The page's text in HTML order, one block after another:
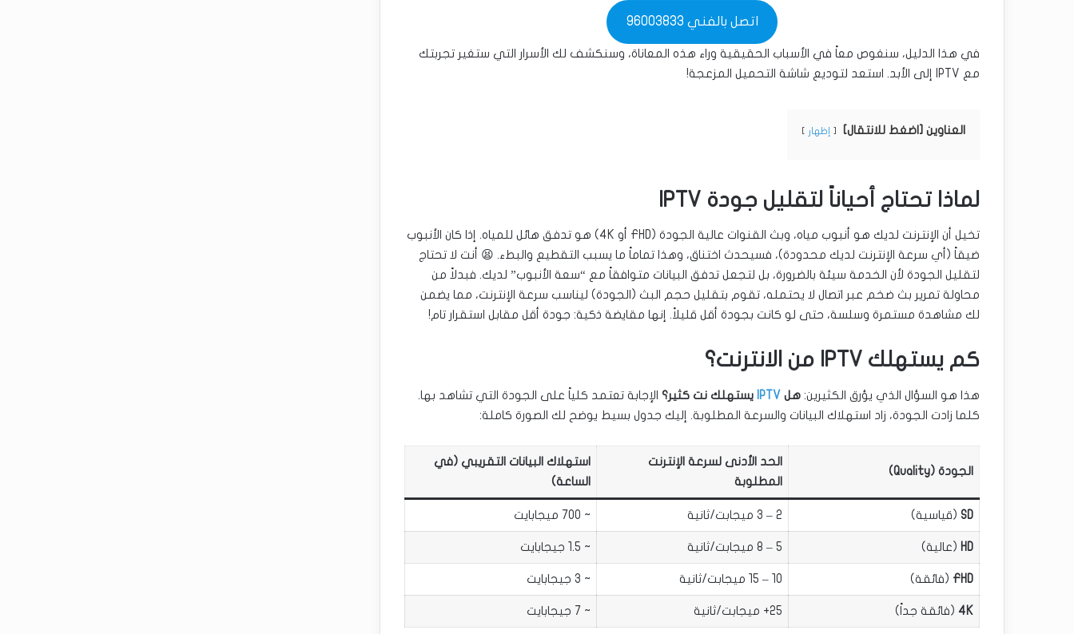
اتصل بالفني 96003833
في هذا الدليل، سنغوص معاً في الأسباب الحقيقية وراء هذه المعاناة، وسنكشف لك الأسرار التي ستغير تجربتك
مع IPTV إلى الأبد. استعد لتوديع شاشة التحميل المزعجة!
العناوين [اضغط للانتقال] إظهار
لماذا تحتاج أحياناً لتقليل جودة IPTV
تخيل أن الإنترنت لديك هو أنبوب مياه، وبث القنوات عالية الجودة (FHD أو 4K) هو تدفق هائل للمياه. إذا كان الأنبوب
ضيقاً (أي سرعة الإنترنت لديك محدودة)، فسيحدث اختناق، وهذا تماماً ما يسبب التقطيع والبطء. 😫 أنت لا تحتاج
لتقليل الجودة لأن الخدمة سيئة بالضرورة، بل لتجعل تدفق البيانات متوافقاً مع “سعة الأنبوب” لديك. فبدلاً من
محاولة تمرير بث ضخم عبر اتصال لا يحتمله، تقوم بتقليل حجم البث (الجودة) ليناسب سرعة الإنترنت، مما يضمن
لك مشاهدة مستمرة وسلسة، حتى لو كانت بجودة أقل قليلاً. إنها مقايضة ذكية: جودة أقل مقابل استقرار تام!
كم يستهلك IPTV من الانترنت؟
هذا هو السؤال الذي يؤرق الكثيرين: هل IPTV يستهلك نت كثير؟ الإجابة تعتمد كلياً على الجودة التي تشاهد بها.
كلما زادت الجودة، زاد استهلاك البيانات والسرعة المطلوبة. إليك جدول بسيط يوضح لك الصورة كاملة:
الجودة (Quality)
الحد الأدنى لسرعة الإنترنت
المطلوبة
استهلاك البيانات التقريبي (في
الساعة)
SD (قياسية) 2 – 3 ميجابت/ثانية ~ 700 ميجابايت
HD (عالية) 5 – 8 ميجابت/ثانية ~ 1.5 جيجابايت
FHD (فائقة) 10 – 15 ميجابت/ثانية ~ 3 جيجابايت
4K (فائقة جداً) 25+ ميجابت/ثانية ~ 7 جيجابايت